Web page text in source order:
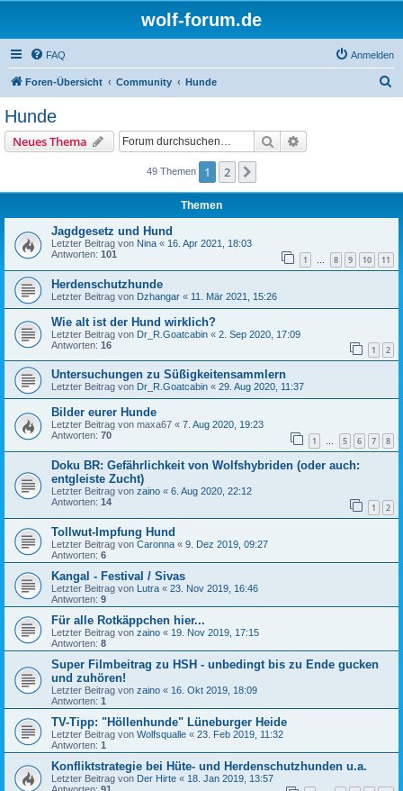
wolf-forum.de
FAQ Anmelden
Foren-Übersicht Community Hunde
Hunde
Neues Thema Suche
49 Themen 1 2
Themen
Jagdgesetz und Hund
Letzter Beitrag von Nina « 16. Apr 2021, 18:03
Antworten: 101 1 … 8 9 10 11
Herdenschutzhunde
Letzter Beitrag von Dzhangar « 11. Mär 2021, 15:26
Wie alt ist der Hund wirklich?
Letzter Beitrag von Dr_R.Goatcabin « 2. Sep 2020, 17:09
Antworten: 16 1 2
Untersuchungen zu Süßigkeitensammlern
Letzter Beitrag von Dr_R.Goatcabin « 29. Aug 2020, 11:37
Bilder eurer Hunde
Letzter Beitrag von maxa67 « 7. Aug 2020, 19:23
Antworten: 70 1 … 5 6 7 8
Doku BR: Gefährlichkeit von Wolfshybriden (oder auch:
entgleiste Zucht)
Letzter Beitrag von zaino « 6. Aug 2020, 22:12
Antworten: 14 1 2
Tollwut-Impfung Hund
Letzter Beitrag von Caronna « 9. Dez 2019, 09:27
Antworten: 6
Kangal - Festival / Sivas
Letzter Beitrag von Lutra « 23. Nov 2019, 16:46
Antworten: 9
Für alle Rotkäppchen hier...
Letzter Beitrag von zaino « 19. Nov 2019, 17:15
Antworten: 8
Super Filmbeitrag zu HSH - unbedingt bis zu Ende gucken
und zuhören!
Letzter Beitrag von zaino « 16. Okt 2019, 18:09
Antworten: 1
TV-Tipp: "Höllenhunde" Lüneburger Heide
Letzter Beitrag von Wolfsqualle « 23. Feb 2019, 11:32
Antworten: 1
Konfliktstrategie bei Hüte- und Herdenschutzhunden u.a.
Letzter Beitrag von Der Hirte « 18. Jan 2019, 13:57
Antworten: 91